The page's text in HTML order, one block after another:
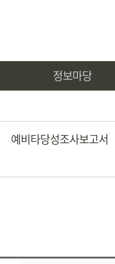
정보마당
예비타당성조사보고서